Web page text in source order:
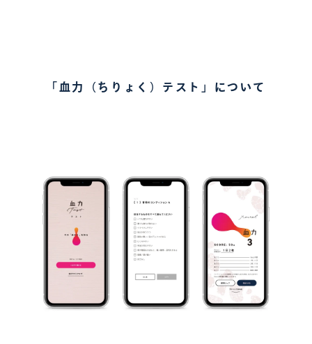
「血力（ちりょく）テスト」について